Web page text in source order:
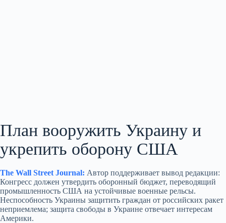
План вооружить Украину и
укрепить оборону США
The Wall Street Journal: Автор поддерживает вывод редакции:
Конгресс должен утвердить оборонный бюджет, переводящий
промышленность США на устойчивые военные рельсы.
Неспособность Украины защитить граждан от российских ракет
неприемлема; защита свободы в Украине отвечает интересам
Америки.